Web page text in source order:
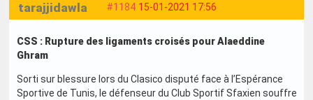
#1184 15-01-2021 17:56
tarajjidawla
CSS : Rupture des ligaments croisés pour Alaeddine
Ghram
Sorti sur blessure lors du Clasico disputé face à l’Espérance
Sportive de Tunis, le défenseur du Club Sportif Sfaxien souffre